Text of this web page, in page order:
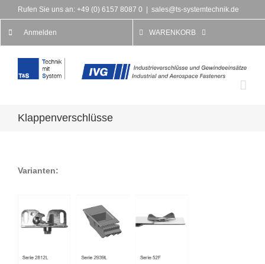
Rufen Sie uns an: +49 (0) 6157 8087 0 sales@ts-systemtechnik.de
Anmelden WARENKORB
Klappenverschlüsse
Varianten: